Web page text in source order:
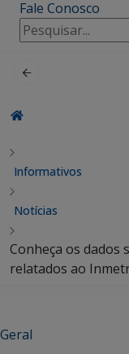
Fale Conosco
Pesquisar
por:
Informativos
Notícias
Conheça os dados
relatados ao
Geral